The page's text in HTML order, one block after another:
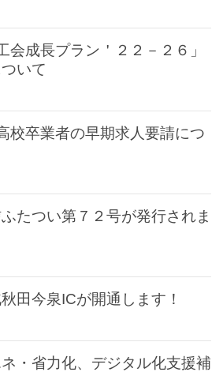
成長プラン＇２２－２６」
いて
卒業者の早期求人要請につ
ふたつい第７２号が発行されま
田今泉ICが開通します！
ネ・省力化、デジタル化支援補